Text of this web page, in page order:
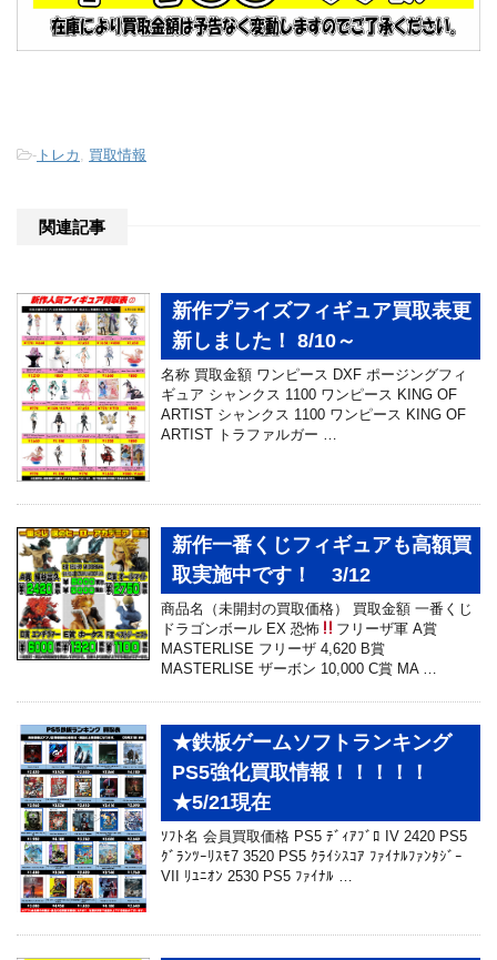
- トレカ 買取情報
関連記事
新作プライズフィギュア買取表更
新しました！ 8/10～
名称 買取金額 ワンピース DXF ポージングフィ
ギュア シャンクス 1100 ワンピース KING OF
ARTIST シャンクス 1100 ワンピース KING OF
ARTIST トラファルガー …
新作一番くじフィギュアも高額買
取実施中です！ 3/12
商品名（未開封の買取価格） 買取金額 一番くじ
ドラゴンボール EX 恐怖
フリーザ軍 A賞
MASTERLISE フリーザ 4,620 B賞
MASTERLISE ザーボン 10,000 C賞 MA …
★鉄板ゲームソフトランキング
PS5強化買取情報！！！！！
★5/21現在
ｿﾌﾄ名 会員買取価格 PS5 ﾃﾞｨｱﾌﾞﾛ IV 2420 PS5
ｸﾞﾗﾝﾂｰﾘｽﾓ7 3520 PS5 ｸﾗｲｼｽｺｱ ﾌｧｲﾅﾙﾌｧﾝﾀｼﾞｰ
VII ﾘﾕﾆｵﾝ 2530 PS5 ﾌｧｲﾅﾙ …